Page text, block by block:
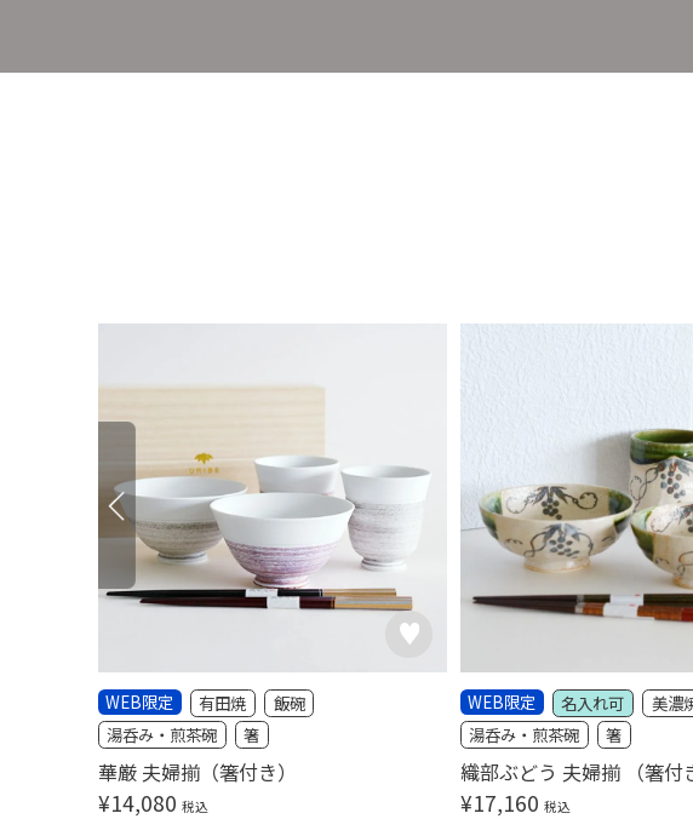
華厳 夫婦揃（箸付き）
WEB限定 有田焼
飯碗
湯呑み・煎茶碗
箸
¥14,080 税込
織部ぶどう 夫婦揃 （箸付
WEB限定 名入れ可 美濃
湯呑み・煎茶碗
箸
¥17,160 税込